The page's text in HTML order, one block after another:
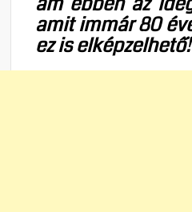
amit immár 80
ez is elképzelhető!